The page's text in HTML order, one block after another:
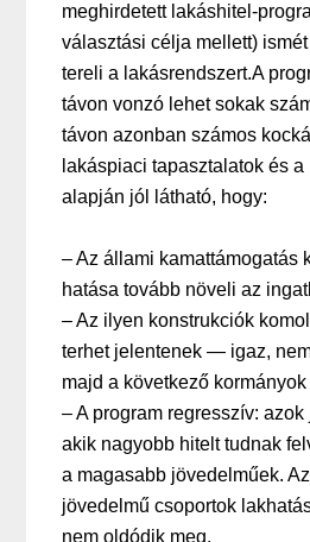
meghirdetett lakáshitel-
választási célja mellett)
tereli a lakásrendszert.A
távon vonzó lehet sokak
távon azonban számos
lakáspiaci tapasztalatok és
alapján jól látható, hogy:
– Az állami kamattámogatás
hatása tovább növeli az
– Az ilyen konstrukciók
terhet jelentenek — igaz,
majd a következő
– A program regresszív:
akik nagyobb hitelt tudnak
a magasabb jövedelműek.
jövedelmű csoportok
nem oldódik meg.